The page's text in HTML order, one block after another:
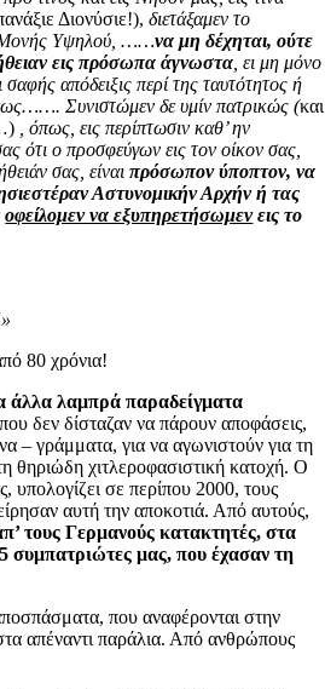
Διονύσιε!),διετάξαμεν το
Μονής Υψηλού, ……να μη δέχηται, ούτε
εις πρόσωπα άγνωστα , ει μη μόνο
σαφής απόδειξις περί της ταυτότητος ή
Συνιστώμεν δε υμίν πατρικώς (και
, όπως, εις περίπτωσιν καθ’ ην
ότι ο προσφεύγων εις τον οίκον σας,
σας, είναιπρόσωπον ύποπτον, να
Αστυνομικήν Αρχήν ή τας
οφείλομεν να εξυπηρετήσωμενεις το
80 χρόνια!
άλλα λαμπρά παραδείγματα
που δεν δίσταζαν να πάρουν αποφάσεις,
– γράμματα, για να αγωνιστούν για τη
θηριώδη χιτλεροφασιστική κατοχή. Ο
υπολογίζει σε περίπου 2000, τους
αυτή την αποκοτιά. Από αυτούς,
τους Γερμανούς κατακτητές, στα
συμπατριώτες μας, που έχασαν τη
που αναφέρονται στην
απέναντι παράλια. Από ανθρώπους